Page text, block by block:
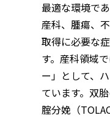
最適な環境で
産科、腫瘍、
取得に必要な
す。産科領域
ー」として、
ています。双
腟分娩（